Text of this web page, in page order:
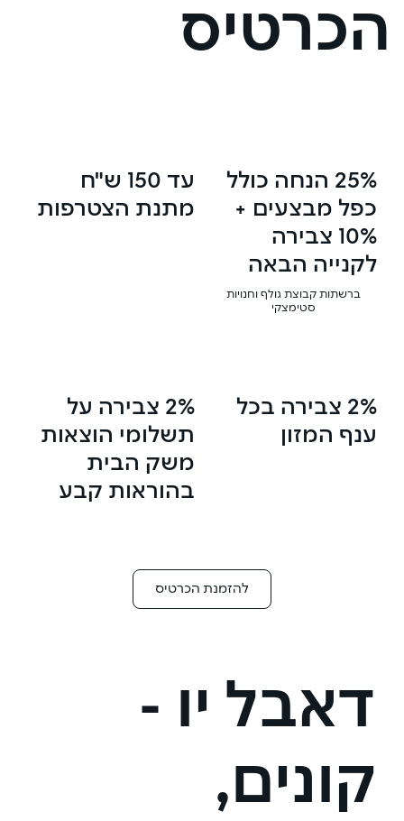
הכרטיס
25% הנחה כולל
כפל מבצעים +
10% צבירה
לקנייה הבאה
ברשתות קבוצת גולף וחנויות
סטימצקי
עד 150 ש"ח
מתנת הצטרפות
2% צבירה בכל
ענף המזון
2% צבירה על
תשלומי הוצאות
משק הבית
בהוראות קבע
להזמנת הכרטיס
דאבל יו -
קונים,